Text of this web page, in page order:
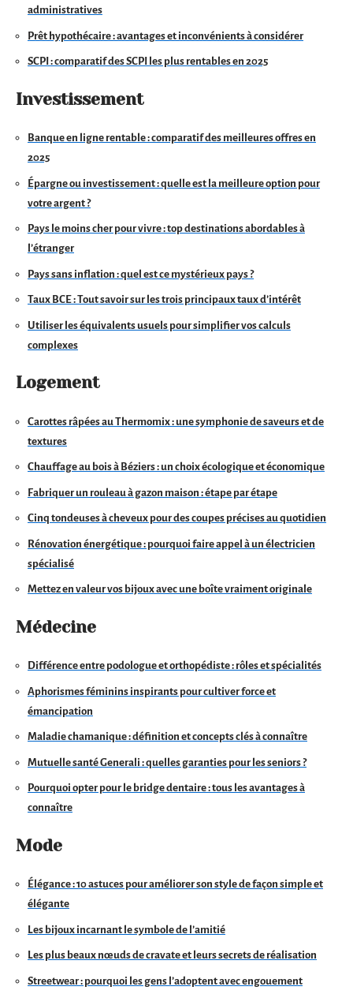
administratives
Prêt hypothécaire : avantages et inconvénients à considérer
SCPI : comparatif des SCPI les plus rentables en 2025
Investissement
Banque en ligne rentable : comparatif des meilleures offres en
2025
Épargne ou investissement : quelle est la meilleure option pour
votre argent ?
Pays le moins cher pour vivre : top destinations abordables à
l’étranger
Pays sans inflation : quel est ce mystérieux pays ?
Taux BCE : Tout savoir sur les trois principaux taux d’intérêt
Utiliser les équivalents usuels pour simplifier vos calculs
complexes
Logement
Carottes râpées au Thermomix : une symphonie de saveurs et de
textures
Chauffage au bois à Béziers : un choix écologique et économique
Fabriquer un rouleau à gazon maison : étape par étape
Cinq tondeuses à cheveux pour des coupes précises au quotidien
Rénovation énergétique : pourquoi faire appel à un électricien
spécialisé
Mettez en valeur vos bijoux avec une boîte vraiment originale
Médecine
Différence entre podologue et orthopédiste : rôles et spécialités
Aphorismes féminins inspirants pour cultiver force et
émancipation
Maladie chamanique : définition et concepts clés à connaître
Mutuelle santé Generali : quelles garanties pour les seniors ?
Pourquoi opter pour le bridge dentaire : tous les avantages à
connaître
Mode
Élégance : 10 astuces pour améliorer son style de façon simple et
élégante
Les bijoux incarnant le symbole de l’amitié
Les plus beaux nœuds de cravate et leurs secrets de réalisation
Streetwear : pourquoi les gens l’adoptent avec engouement